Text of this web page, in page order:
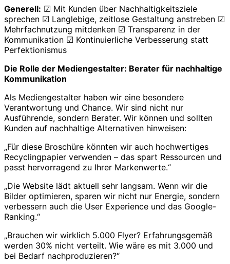
Generell: ☑ Mit Kunden über Nachhaltigkeitsziele
sprechen ☑ Langlebige, zeitlose Gestaltung anstreben ☑
Mehrfachnutzung mitdenken ☑ Transparenz in der
Kommunikation ☑ Kontinuierliche Verbesserung statt
Perfektionismus
Die Rolle der Mediengestalter: Berater für nachhaltige
Kommunikation
Als Mediengestalter haben wir eine besondere
Verantwortung und Chance. Wir sind nicht nur
Ausführende, sondern Berater. Wir können und sollten
Kunden auf nachhaltige Alternativen hinweisen:
„Für diese Broschüre könnten wir auch hochwertiges
Recyclingpapier verwenden – das spart Ressourcen und
passt hervorragend zu Ihrer Markenwerte.“
„Die Website lädt aktuell sehr langsam. Wenn wir die
Bilder optimieren, sparen wir nicht nur Energie, sondern
verbessern auch die User Experience und das Google-
Ranking.“
„Brauchen wir wirklich 5.000 Flyer? Erfahrungsgemäß
werden 30% nicht verteilt. Wie wäre es mit 3.000 und
bei Bedarf nachproduzieren?“